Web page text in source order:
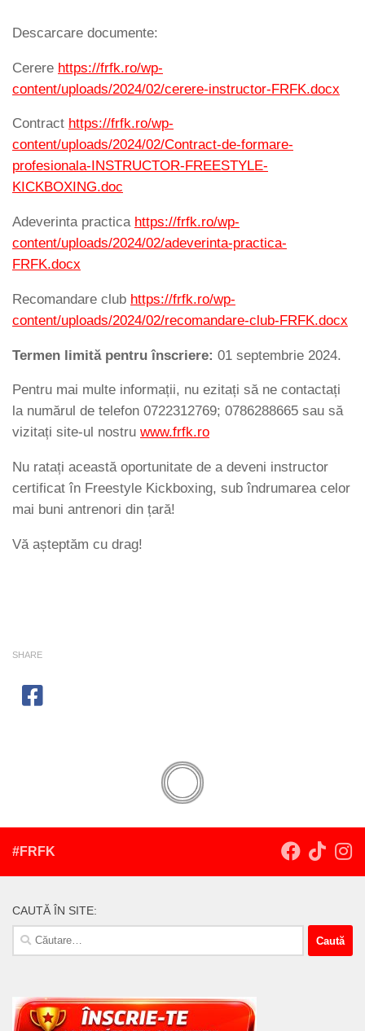
Descarcare documente:
Cerere https://frfk.ro/wp-
content/uploads/2024/02/cerere-instructor-FRFK.docx
Contract https://frfk.ro/wp-
content/uploads/2024/02/Contract-de-formare-
profesionala-INSTRUCTOR-FREESTYLE-
KICKBOXING.doc
Adeverinta practica https://frfk.ro/wp-
content/uploads/2024/02/adeverinta-practica-
FRFK.docx
Recomandare club https://frfk.ro/wp-
content/uploads/2024/02/recomandare-club-FRFK.docx
Termen limită pentru înscriere: 01 septembrie 2024.
Pentru mai multe informații, nu ezitați să ne contactați
la numărul de telefon 0722312769; 0786288665 sau să
vizitați site-ul nostru www.frfk.ro
Nu ratați această oportunitate de a deveni instructor
certificat în Freestyle Kickboxing, sub îndrumarea celor
mai buni antrenori din țară!
Vă așteptăm cu drag!
SHARE
#FRFK
CAUTĂ ÎN SITE:
Caută
după: